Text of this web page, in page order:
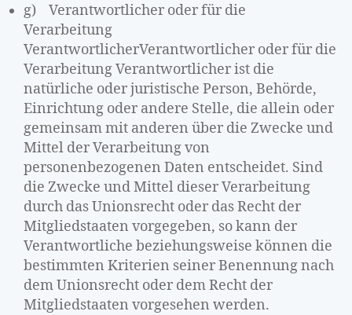
g) Verantwortlicher oder für die
Verarbeitung
VerantwortlicherVerantwortlicher oder für die
Verarbeitung Verantwortlicher ist die
natürliche oder juristische Person, Behörde,
Einrichtung oder andere Stelle, die allein oder
gemeinsam mit anderen über die Zwecke und
Mittel der Verarbeitung von
personenbezogenen Daten entscheidet. Sind
die Zwecke und Mittel dieser Verarbeitung
durch das Unionsrecht oder das Recht der
Mitgliedstaaten vorgegeben, so kann der
Verantwortliche beziehungsweise können die
bestimmten Kriterien seiner Benennung nach
dem Unionsrecht oder dem Recht der
Mitgliedstaaten vorgesehen werden.